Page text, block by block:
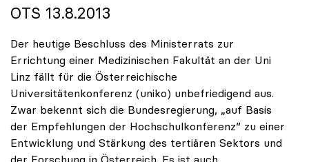
OTS 13.8.2013
Der heutige Beschluss des Ministerrats zur
Errichtung einer Medizinischen Fakultät an der Uni
Linz fällt für die Österreichische
Universitätenkonferenz (uniko) unbefriedigend aus.
Zwar bekennt sich die Bundesregierung, „auf Basis
der Empfehlungen der Hochschulkonferenz“ zu einer
Entwicklung und Stärkung des tertiären Sektors und
der Forschung in Österreich. Es ist auch